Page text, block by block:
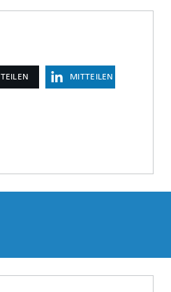
TEILEN MITTEILEN